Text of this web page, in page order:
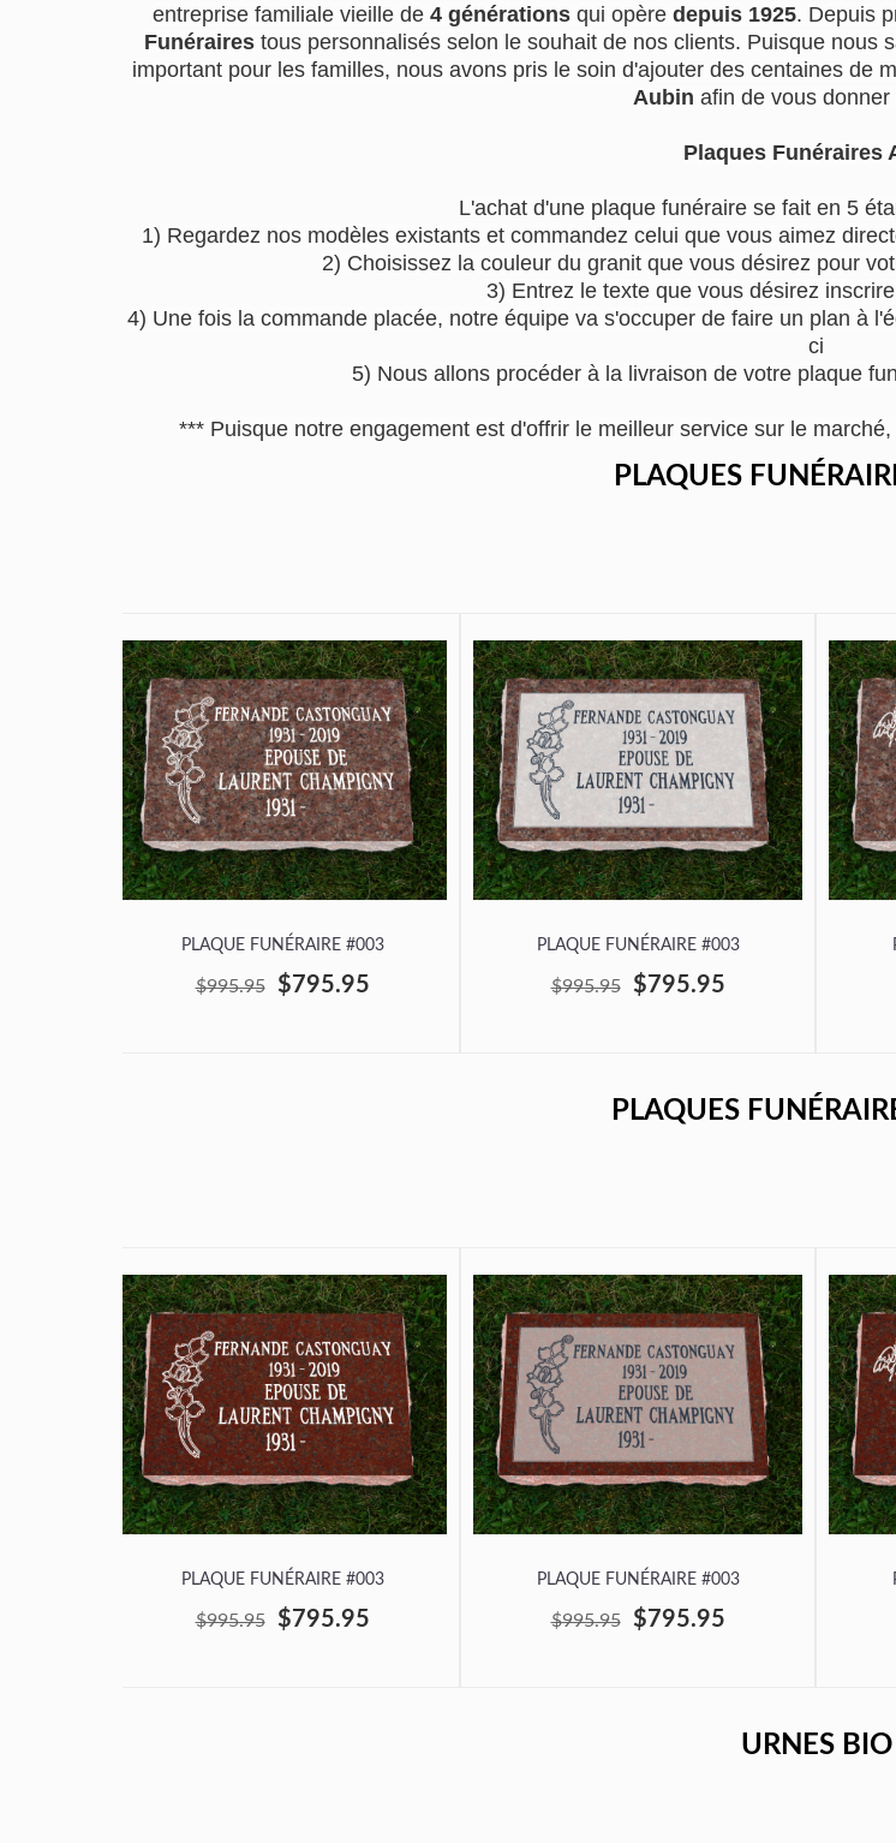
entreprise familiale vieille de 4 générations qui opère depuis 1925. Depuis
Funérairestous personnalisés selon le souhait de nos clients. Puisque nous
important pour les familles, nous avons pris le soin d'ajouter des centaines de
Aubin afin de vous donner
Plaques Funéraires
L'achat d'une plaque funéraire se fait en 5
1) Regardez nos modèles existants et commandez celui que vous aimez
2) Choisissez la couleur du granit que vous désirez pour
3) Entrez le texte que vous désirez
4) Une fois la commande placée, notre équipe va s'occuper de faire un plan à
ci
5) Nous allons procéder à la livraison de votre plaque
*** Puisque notre engagement est d'offrir le meilleur service sur le
PLAQUES
PLAQUE FUNÉRAIRE #003
$995.95 $795.95
PLAQUE FUNÉRAIRE #003
$995.95 $795.95
PLAQUES
PLAQUE FUNÉRAIRE #003
$995.95 $795.95
PLAQUE FUNÉRAIRE #003
$995.95 $795.95
URNES BIO